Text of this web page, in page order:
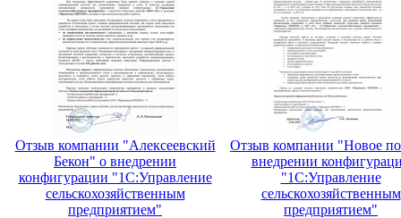
Отзыв компании "Алексеевский
Бекон" о внедрении
конфигурации "1С:Управление
сельскохозяйственным
предприятием"
Отзыв компании "Новое
внедрении
"1С:Управление
сельскохозяйственным
предприятием"